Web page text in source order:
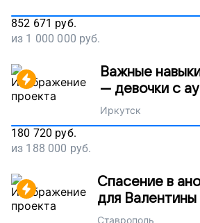
852 671 руб.
из 1 000 000 руб.
Важные
— девочки с
Иркутск
180 720 руб.
из 188 000 руб.
Спасение в
для
Ставрополь